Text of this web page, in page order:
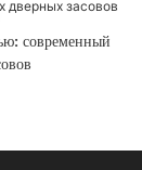
современный